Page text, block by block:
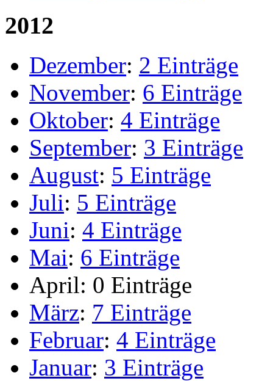
2012
Dezember: 2 Einträge
November: 6 Einträge
Oktober: 4 Einträge
September: 3 Einträge
August: 5 Einträge
Juli: 5 Einträge
Juni: 4 Einträge
Mai: 6 Einträge
April: 0 Einträge
März: 7 Einträge
Februar: 4 Einträge
Januar: 3 Einträge